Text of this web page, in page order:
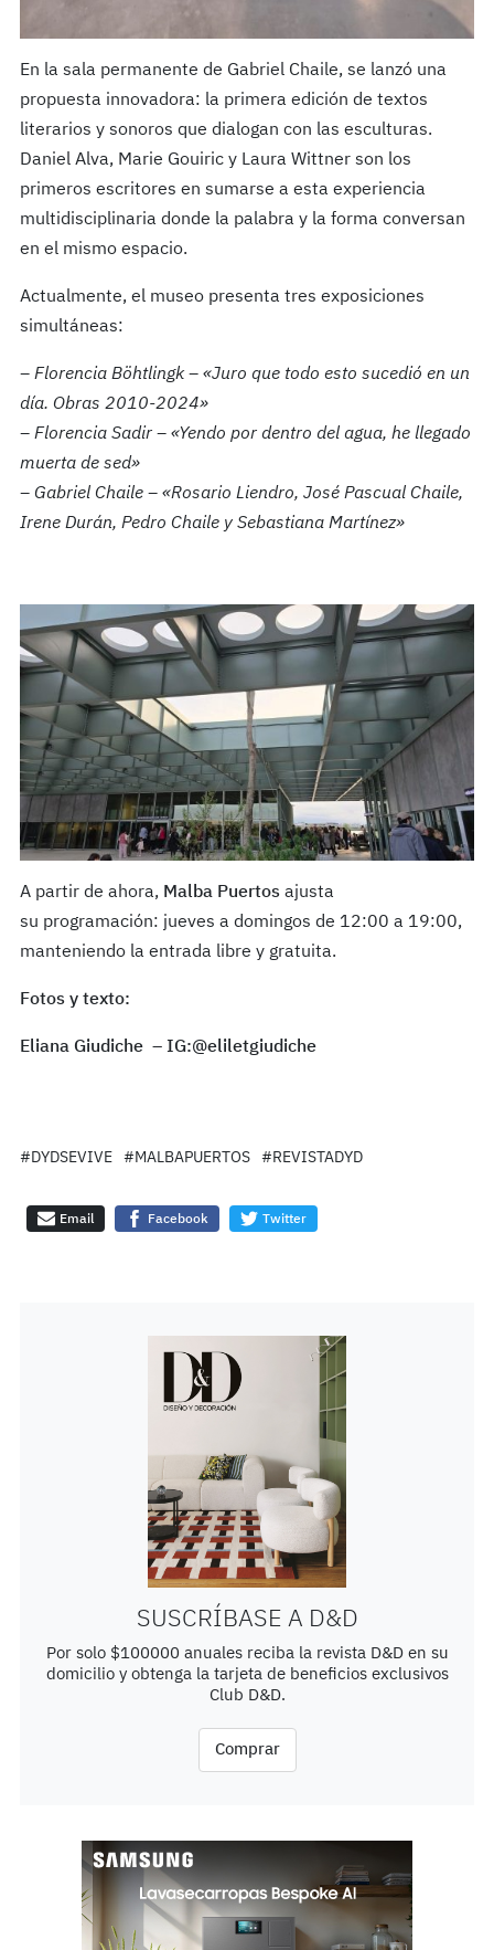
En la sala permanente de Gabriel Chaile, se lanzó una
propuesta innovadora: la primera edición de textos
literarios y sonoros que dialogan con las esculturas.
Daniel Alva, Marie Gouiric y Laura Wittner son los
primeros escritores en sumarse a esta experiencia
multidisciplinaria donde la palabra y la forma conversan
en el mismo espacio.
Actualmente, el museo presenta tres exposiciones
simultáneas:
– Florencia Böhtlingk – «Juro que todo esto sucedió en un
día. Obras 2010-2024»
– Florencia Sadir – «Yendo por dentro del agua, he llegado
muerta de sed»
– Gabriel Chaile – «Rosario Liendro, José Pascual Chaile,
Irene Durán, Pedro Chaile y Sebastiana Martínez»
A partir de ahora, Malba Puertosajusta
su programación: jueves a domingos de 12:00 a 19:00,
manteniendo la entrada libre y gratuita.
Fotos y texto:
Eliana Giudiche – IG:@eliletgiudiche
#DYDSEVIVE #MALBAPUERTOS #REVISTADYD
Email Facebook Twitter
SUSCRÍBASE A D&D
Por solo $100000 anuales reciba la revista D&D en su
domicilio y obtenga la tarjeta de beneficios exclusivos
Club D&D.
Comprar